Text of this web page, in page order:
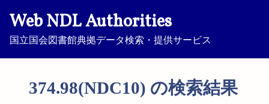
Web NDL Authorities
国立国会図書館典拠データ検索・提供サービス
374.98(NDC10) の検索結果